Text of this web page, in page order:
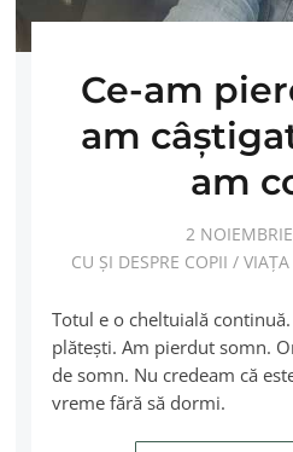
Ce-am
am
am
2
CU ȘI DESPRE COPII /
Totul e o cheltuială
plăteşti. Am pierdut somn.
de somn. Nu credeam că
vreme fără să dormi.